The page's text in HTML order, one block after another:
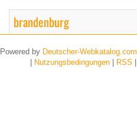
brandenburg
Powered by Deutscher-Webkatalog.com
Nutzungsbedingungen| RSS